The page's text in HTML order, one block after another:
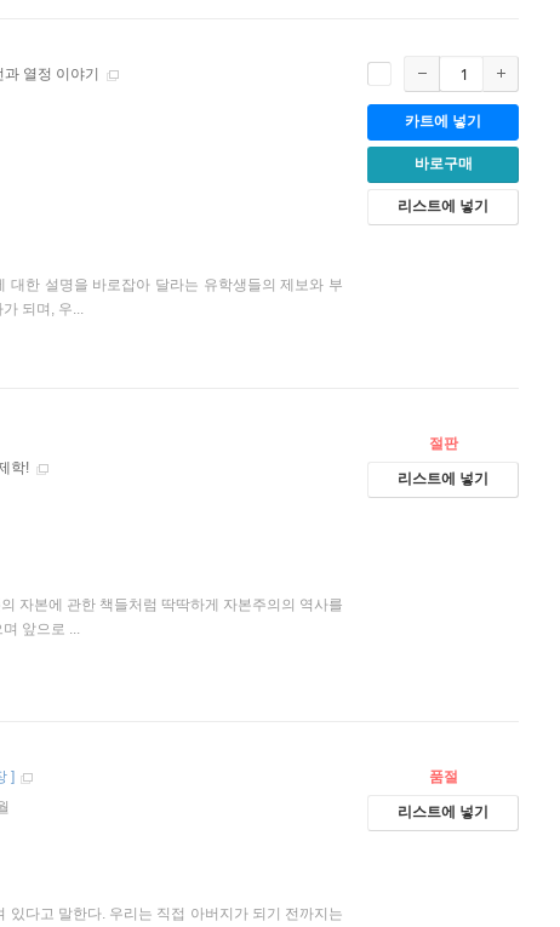
열정 이야기
대한 설명을 바로잡아 달라는 유학생들의 제보와 부
되며, 우...
카트에 넣기
바로구매
리스트에 넣기
학!
자본에 관한 책들처럼 딱딱하게 자본주의의 역사를
앞으로 ...
절판
리스트에 넣기
]
다고 말한다. 우리는 직접 아버지가 되기 전까지는
품절
리스트에 넣기